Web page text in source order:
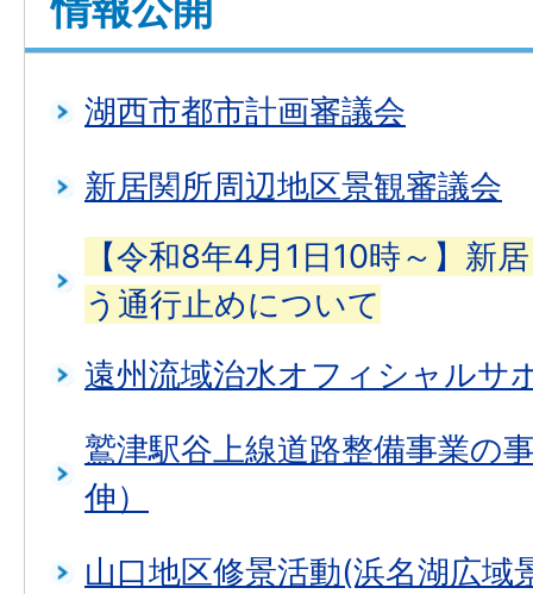
湖西市都市計画審議会
新居関所周辺地区景観審議会
【令和8年4月1日10時～】新
う通行止めについて
遠州流域治水オフィシャルサ
鷲津駅谷上線道路整備事業の
伸）
山口地区修景活動(浜名湖広域